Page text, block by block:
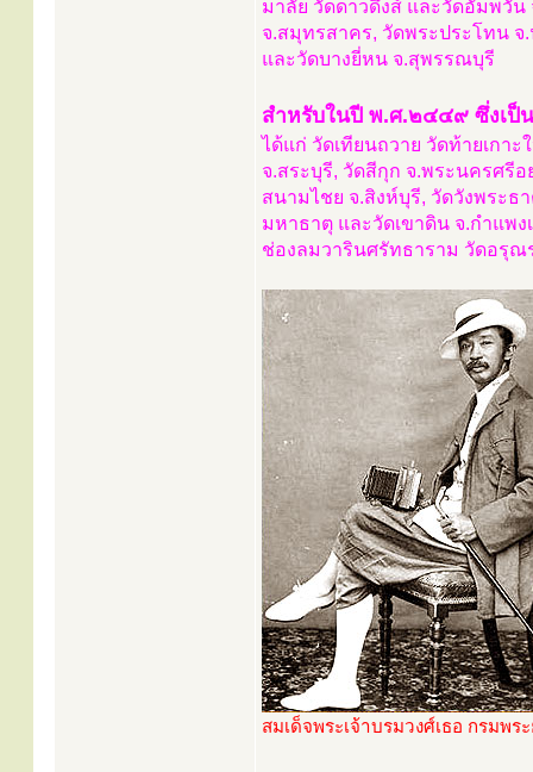
มาลัย วัดดาวดึงส์ และวัดอัมพวั
จ.สมุทรสาคร, วัดพระประโทน จ
และวัดบางยี่หน จ.สุพรรณบุรี
สำหรับในปี พ.ศ.๒๔๔๙ ซึ่งเป็
ได้แก่ วัดเทียนถวาย วัดท้ายเกา
จ.สระบุรี, วัดสีกุก จ.พระนครศรี
สนามไชย จ.สิงห์บุรี, วัดวังพระ
มหาธาตุ และวัดเขาดิน จ.กำแพ
ช่องลมวารินศรัทธาราม วัดอรุณ
สมเด็จพระเจ้าบรมวงศ์เธอ กรมพ